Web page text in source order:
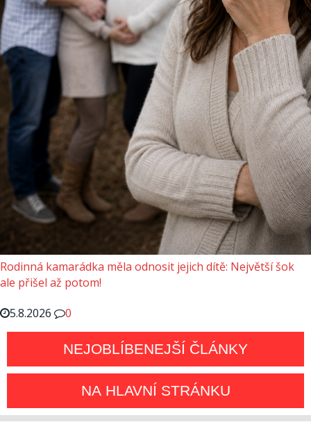
Rodinná kamarádka měla odnosit jejich dítě: Největší šok
ale přišel až potom!
5.8.2026
0
NEJOBLÍBENEJŠÍ ČLÁNKY
NA HLAVNÍ STRÁNKU